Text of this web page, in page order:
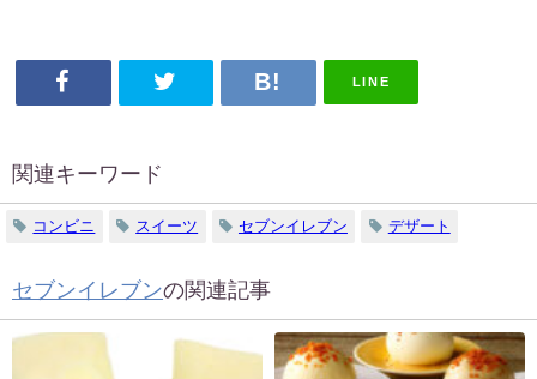
LINE
関連キーワード
コンビニ スイーツ セブンイレブン デザート
セブンイレブンの関連記事